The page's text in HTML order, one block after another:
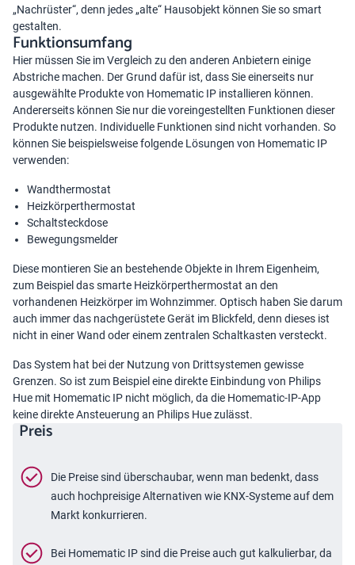
„Nachrüster“, denn jedes „alte“ Hausobjekt können Sie so smart
gestalten.
Funktionsumfang
Hier müssen Sie im Vergleich zu den anderen Anbietern einige
Abstriche machen. Der Grund dafür ist, dass Sie einerseits nur
ausgewählte Produkte von Homematic IP installieren können.
Andererseits können Sie nur die voreingestellten Funktionen dieser
Produkte nutzen. Individuelle Funktionen sind nicht vorhanden. So
können Sie beispielsweise folgende Lösungen von Homematic IP
verwenden:
Wandthermostat
Heizkörperthermostat
Schaltsteckdose
Bewegungsmelder
Diese montieren Sie an bestehende Objekte in Ihrem Eigenheim,
zum Beispiel das smarte Heizkörperthermostat an den
vorhandenen Heizkörper im Wohnzimmer. Optisch haben Sie darum
auch immer das nachgerüstete Gerät im Blickfeld, denn dieses ist
nicht in einer Wand oder einem zentralen Schaltkasten versteckt.
Das System hat bei der Nutzung von Drittsystemen gewisse
Grenzen. So ist zum Beispiel eine direkte Einbindung von Philips
Hue mit Homematic IP nicht möglich, da die Homematic-IP-App
keine direkte Ansteuerung an Philips Hue zulässt.
Preis
Die Preise sind überschaubar, wenn man bedenkt, dass
auch hochpreisige Alternativen wie KNX-Systeme auf dem
Markt konkurrieren.
Bei Homematic IP sind die Preise auch gut kalkulierbar, da